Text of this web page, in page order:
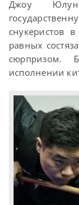
Джоу
снукеристов
равных
сюрпризом.
исполнении